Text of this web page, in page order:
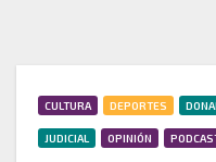
CULTURA DEPORTES
JUDICIAL OPINIÓN